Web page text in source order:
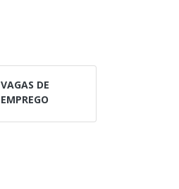
VAGAS DE
EMPREGO